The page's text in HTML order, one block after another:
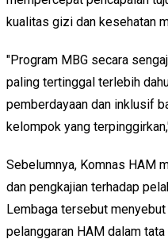
kualitas gizi dan kesehatan
"Program MBG secara
paling tertinggal terlebih
pemberdayaan dan inklusif
kelompok yang
Sebelumnya, Komnas HAM
dan pengkajian terhadap
Lembaga tersebut
pelanggaran HAM dalam